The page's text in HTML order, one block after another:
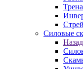
Силовые
Назад